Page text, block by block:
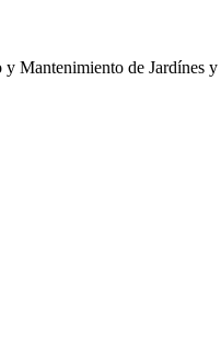
de Jardínes